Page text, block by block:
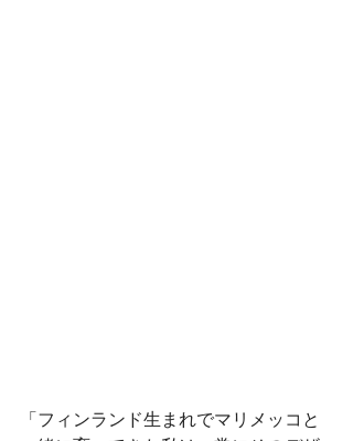
「フィンランド生まれでマリメッコと